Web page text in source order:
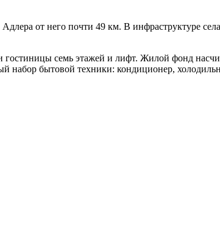
от него почти 49 км. В инфраструктуре
гостиницы семь этажей и лифт. Жилой фонд
набор бытовой техники: кондиционер,